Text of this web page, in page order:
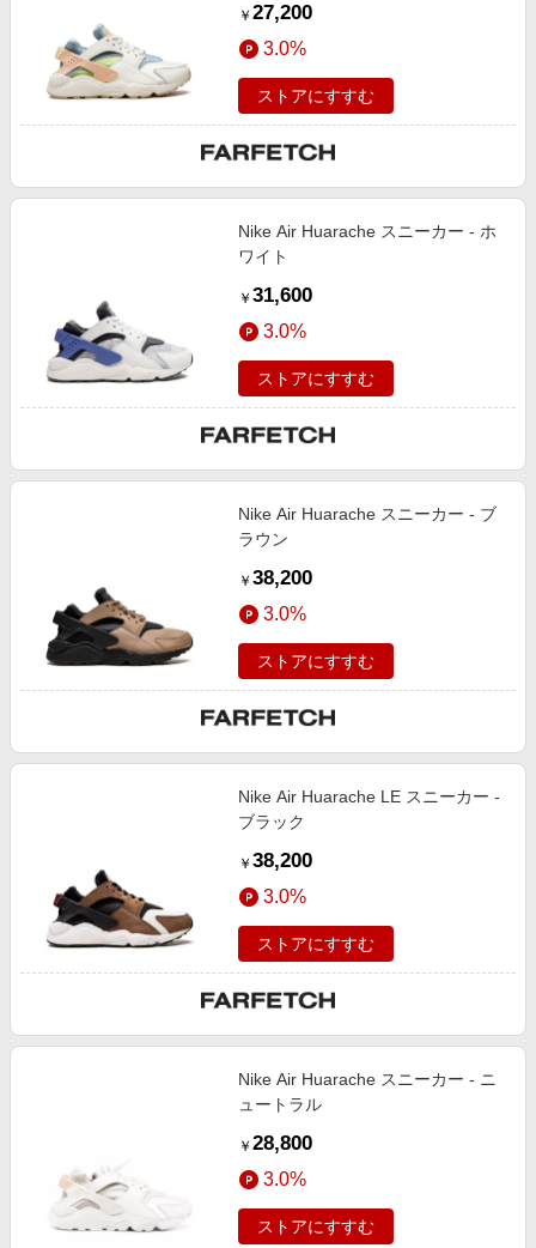
￥ 27,200
3.0%
ストアにすすむ
Nike Air Huarache スニーカー - ホ
ワイト
￥ 31,600
3.0%
ストアにすすむ
Nike Air Huarache スニーカー - ブ
ラウン
￥ 38,200
3.0%
ストアにすすむ
Nike Air Huarache LE スニーカー -
ブラック
￥ 38,200
3.0%
ストアにすすむ
Nike Air Huarache スニーカー - ニ
ュートラル
￥ 28,800
3.0%
ストアにすすむ